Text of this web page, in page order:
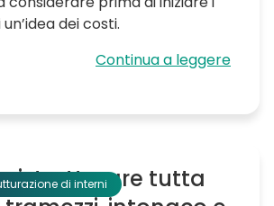
dei costi.
Continua a leggere
di interni
ristrutturare tutta